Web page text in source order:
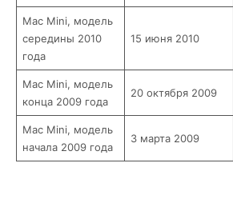
Mac Mini, модель
середины 2010
года
15 июня 2010
Mac Mini, модель
конца 2009 года
20 октября 2009
Mac Mini, модель
начала 2009 года
3 марта 2009